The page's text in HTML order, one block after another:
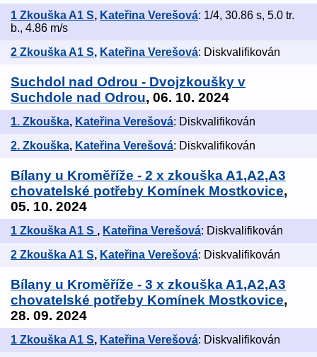
1 Zkouška A1 S, Kateřina Verešová: 1/4, 30.86 s, 5.0 tr.
b., 4.86 m/s
2 Zkouška A1 S, Kateřina Verešová: Diskvalifikován
Suchdol nad Odrou - Dvojzkoušky v
Suchdole nad Odrou, 06. 10. 2024
1. Zkouška, Kateřina Verešová: Diskvalifikován
2. Zkouška, Kateřina Verešová: Diskvalifikován
Bílany u Kroměříže - 2 x zkouška A1,A2,A3
chovatelské potřeby Komínek Mostkovice,
05. 10. 2024
1 Zkouška A1 S , Kateřina Verešová: Diskvalifikován
2 Zkouška A1 S, Kateřina Verešová: Diskvalifikován
Bílany u Kroměříže - 3 x zkouška A1,A2,A3
chovatelské potřeby Komínek Mostkovice,
28. 09. 2024
1 Zkouška A1 S, Kateřina Verešová: Diskvalifikován